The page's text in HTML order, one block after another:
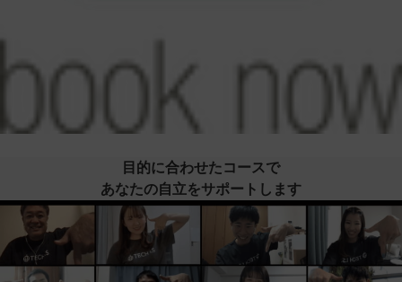
目的に合わせたコースで
あなたの自立をサポートします